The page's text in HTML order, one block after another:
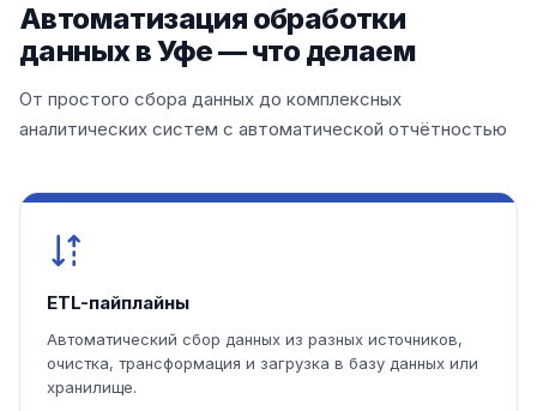
Автоматизация обработки
данных в Уфе — что делаем
От простого сбора данных до комплексных
аналитических систем с автоматической отчётностью
ETL-пайплайны
Автоматический сбор данных из разных источников,
очистка, трансформация и загрузка в базу данных или
хранилище.